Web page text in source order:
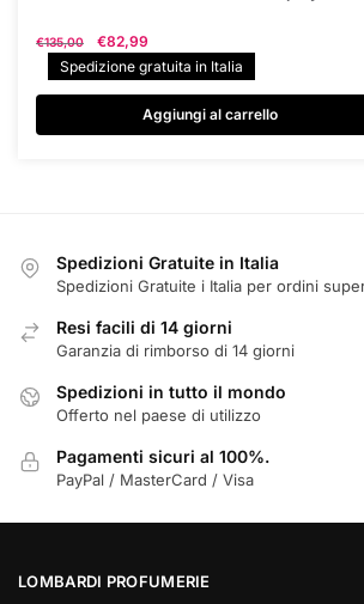
€135,00
Il
prezzo
originale
€82,99
prezzo
attuale
è:
Spedizione gratuita in Italia
Aggiungi al carrello
Spedizioni Gratuite in Italia
Spedizioni Gratuite i Italia per ordini
Resi facili di 14 giorni
Garanzia di rimborso di 14 giorni
Spedizioni in tutto il mondo
Offerto nel paese di utilizzo
Pagamenti sicuri al 100%.
PayPal / MasterCard / Visa
LOMBARDI PROFUMERIE